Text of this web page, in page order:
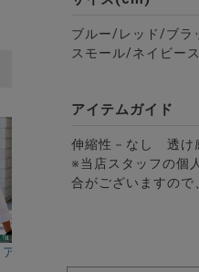
リシャツ/全9色
)コットンリネンホリゾンタ
ブルー/レッド/ブラ
スモール/ネイビー
アイテムガイド
伸縮性－なし 透け
※当店スタッフの個
合がございますので